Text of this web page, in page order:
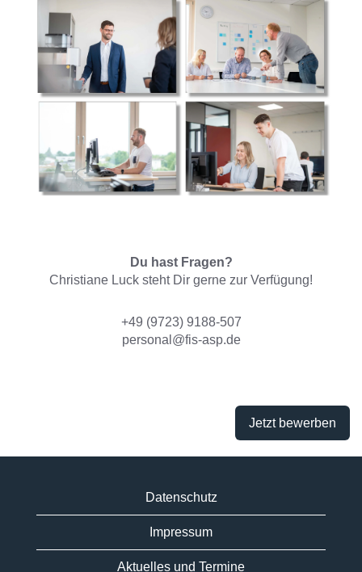
Du hast Fragen?
Christiane Luck steht Dir gerne zur Verfügung!
+49 (9723) 9188-507
personal@fis-asp.de
Jetzt bewerben
Datenschutz
Impressum
Aktuelles und Termine